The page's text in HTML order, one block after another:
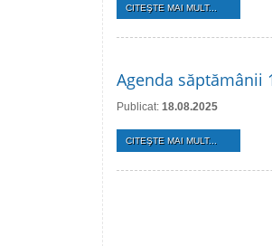
CITEŞTE MAI MULT...
Agenda săptămânii
Publicat: 18.08.2025
CITEŞTE MAI MULT...